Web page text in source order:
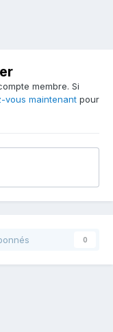
membre. Si
vous maintenant pour
0